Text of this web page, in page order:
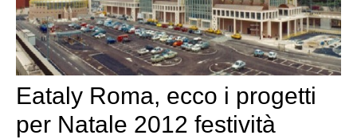
Eataly Roma, ecco i progetti
per Natale 2012 festività